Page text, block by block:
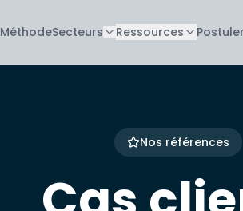
MéthodeSecteurs Ressources Postuler
Nos références